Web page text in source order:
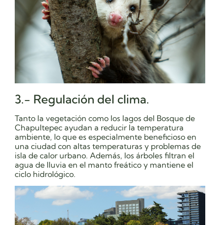
3.- Regulación del clima.
Tanto la vegetación como los lagos del Bosque de
Chapultepec ayudan a reducir la temperatura
ambiente, lo que es especialmente beneficioso en
una ciudad con altas temperaturas y problemas de
isla de calor urbano. Además, los árboles filtran el
agua de lluvia en el manto freático y mantiene el
ciclo hidrológico.